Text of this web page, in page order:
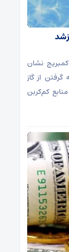
شد
نشان
از گاز
کم‌کربن